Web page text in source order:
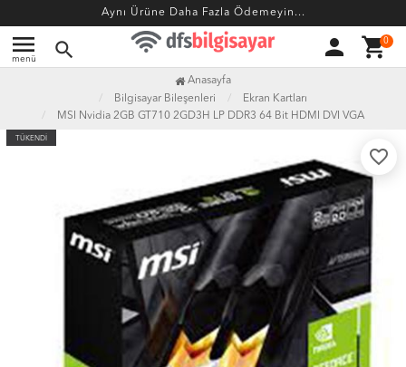
Aynı Ürüne Daha Fazla Ödemeyin...
menu
menü search person shopping_cart0
Anasayfa
Bilgisayar Bileşenleri
Ekran Kartları
MSI Nvidia 2GB GT710 2GD3H LP DDR3 64 Bit HDMI DVI VGA
TÜKENDİ
favorite_border